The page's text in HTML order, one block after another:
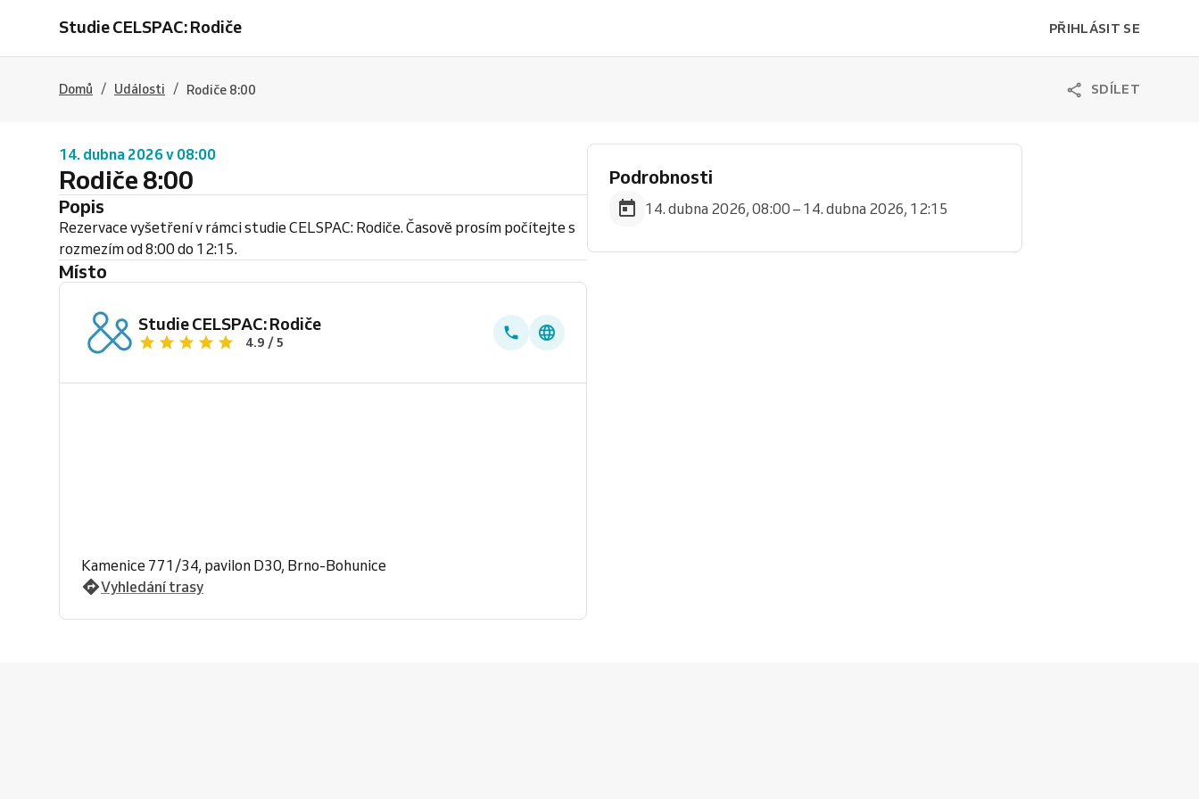
Studie CELSPAC: Rodiče PŘIHLÁSIT SE
Domů / Události / Rodiče 8:00 SDÍLET
14. dubna 2026 v 08:00
Rodiče 8:00
Popis
Rezervace vyšetření v rámci studie CELSPAC: Rodiče. Časově prosím počítejte s
rozmezím od 8:00 do 12:15.
Místo
Studie CELSPAC: Rodiče
4.9 / 5
Kamenice 771/34, pavilon D30, Brno-Bohunice
Vyhledání trasy
Podrobnosti
14. dubna 2026, 08:00 – 14. dubna 2026, 12:15